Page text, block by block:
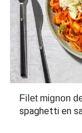
Filet mignon
spaghetti en